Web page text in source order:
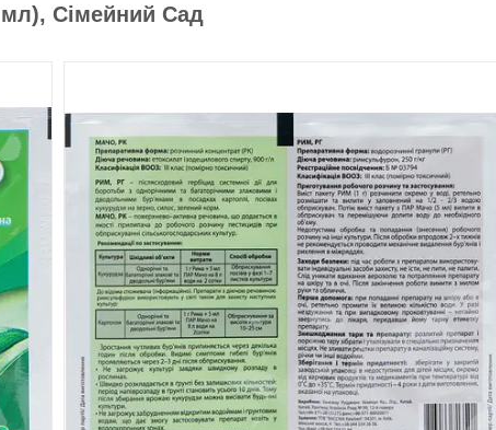
мл), Сімейний Сад